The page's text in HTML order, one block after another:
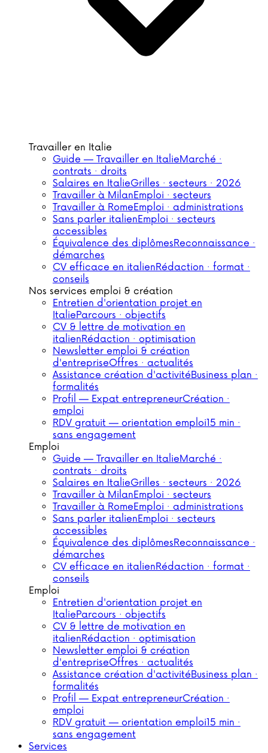
Travailler en Italie
Guide — Travailler en ItalieMarché ·
contrats · droits
Salaires en ItalieGrilles · secteurs · 2026
Travailler à MilanEmploi · secteurs
Travailler à RomeEmploi · administrations
Sans parler italienEmploi · secteurs
accessibles
Équivalence des diplômesReconnaissance ·
démarches
CV efficace en italienRédaction · format ·
conseils
Nos services emploi & création
Entretien d'orientation projet en
ItalieParcours · objectifs
CV & lettre de motivation en
italienRédaction · optimisation
Newsletter emploi & création
d'entrepriseOffres · actualités
Assistance création d'activitéBusiness plan ·
formalités
Profil — Expat entrepreneurCréation ·
emploi
RDV gratuit — orientation emploi15 min ·
sans engagement
Emploi
Guide — Travailler en ItalieMarché ·
contrats · droits
Salaires en ItalieGrilles · secteurs · 2026
Travailler à MilanEmploi · secteurs
Travailler à RomeEmploi · administrations
Sans parler italienEmploi · secteurs
accessibles
Équivalence des diplômesReconnaissance ·
démarches
CV efficace en italienRédaction · format ·
conseils
Emploi
Entretien d'orientation projet en
ItalieParcours · objectifs
CV & lettre de motivation en
italienRédaction · optimisation
Newsletter emploi & création
d'entrepriseOffres · actualités
Assistance création d'activitéBusiness plan ·
formalités
Profil — Expat entrepreneurCréation ·
emploi
RDV gratuit — orientation emploi15 min ·
sans engagement
Services